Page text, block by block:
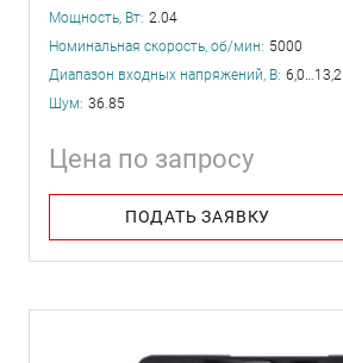
Мощность, Вт: 2.04
Номинальная скорость, об/мин: 5000
Диапазон входных напряжений, В: 6,0…13,2
Шум: 36.85
Цена по запросу
ПОДАТЬ ЗАЯВКУ